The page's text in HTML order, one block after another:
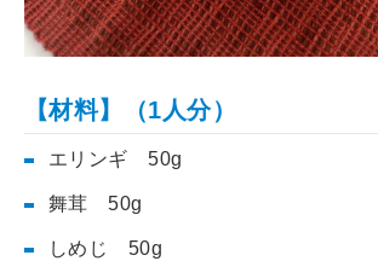
【材料】（1人分）
エリンギ 50g
舞茸 50g
しめじ 50g